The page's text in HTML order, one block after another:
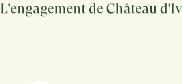
L'engagement de Château